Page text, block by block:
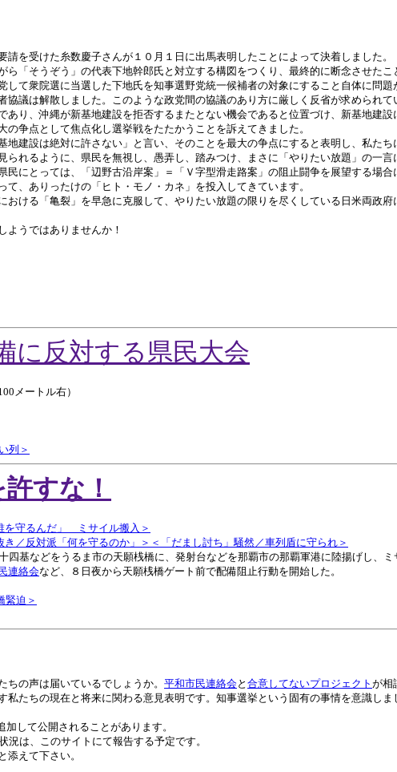
を受けた糸数慶子さんが１０月１日に出馬表明したことによって決着しました。
「そうぞう」の代表下地幹郎氏と対立する構図をつくり、最終的に断念させた
て衆院選に当選した下地氏を知事選野党統一候補者の対象にすること自体に問
議は解散しました。このような政党間の協議のあり方に厳しく反省が求められて
り、沖縄が新基地建設を拒否するまたとない機会であると位置づけ、新基地建
争点として焦点化し選挙戦をたたかうことを訴えてきました。
建設は絶対に許さない」と言い、そのことを最大の争点にすると表明し、私たち
れるように、県民を無視し、愚弄し、踏みつけ、まさに「やりたい放題」の一
にとっては、「辺野古沿岸案」＝「Ｖ字型滑走路案」の阻止闘争を展望する場
、ありったけの「ヒト・モノ・カネ」を投入してきています。
ける「亀裂」を早急に克服して、やりたい放題の限りを尽くしている日米両政
うではありませんか！
に反対する県民大会
メートル右）
列＞
すな！
守るんだ」 ミサイル搬入＞
／反対派「何を守るのか」＞ ＜「だまし討ち」騒然／車列盾に守られ＞
基などをうるま市の天願桟橋に、発射台などを那覇市の那覇軍港に陸揚げし、
連絡会など、８日夜から天願桟橋ゲート前で配備阻止行動を開始した。
緊迫＞
の声は届いているでしょうか。 平和市民連絡会と 合意してないプロジェクト が相
たちの現在と将来に関わる意見表明です。知事選挙という固有の事情を意識しま
して公開されることがあります。
は、このサイトにて報告する予定です。
えて下さい。